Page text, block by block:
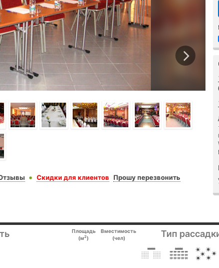
Скидки для клиентов Прошу перезвонить
Площадь
(м2)
Вместимость
(чел)
Тип